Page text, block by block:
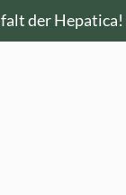
der Hepatica!